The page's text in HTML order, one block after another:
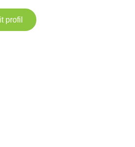
profil